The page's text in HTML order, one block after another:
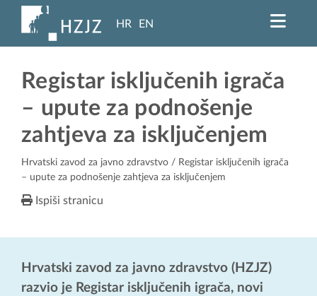
HR EN
Registar isključenih igrača
– upute za podnošenje
zahtjeva za isključenjem
Hrvatski zavod za javno zdravstvo / Registar isključenih igrača
– upute za podnošenje zahtjeva za isključenjem
Ispiši stranicu
Hrvatski zavod za javno zdravstvo (HZJZ)
razvio je Registar isključenih igrača, novi